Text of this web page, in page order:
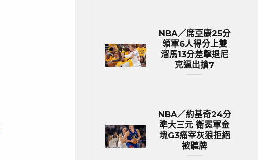
NBA／席亞康25分
領軍6人得分上雙
溜馬13分差擊退尼
克逼出搶7
NBA／約基奇24分
準大三元 衛冕軍金
塊G3痛宰灰狼拒絕
被聽牌